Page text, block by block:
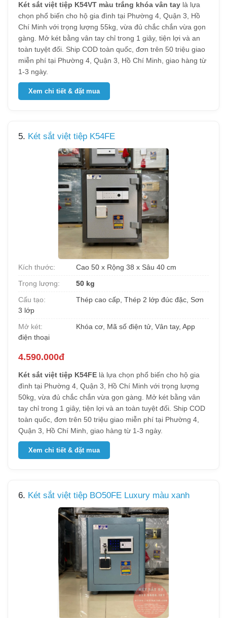
Két sắt việt tiệp K54VT màu trắng khóa vân tay là lựa
chọn phổ biến cho hộ gia đình tại Phường 4, Quận 3, Hồ
Chí Minh với trọng lượng 55kg, vừa đủ chắc chắn vừa gọn
gàng. Mở két bằng vân tay chỉ trong 1 giây, tiện lợi và an
toàn tuyệt đối. Ship COD toàn quốc, đơn trên 50 triệu giao
miễn phí tại Phường 4, Quận 3, Hồ Chí Minh, giao hàng từ
1-3 ngày.
Xem chi tiết & đặt mua
5. Két sắt việt tiệp K54FE
Kích thước:
Cao 50 x Rộng 38 x Sâu 40 cm
Trọng lượng:
50 kg
Cấu tạo:
Thép cao cấp, Thép 2 lớp đúc đặc, Sơn
3 lớp
Mở két:
Khóa cơ, Mã số điện tử, Vân tay, App
điện thoại
4.590.000đ
Két sắt việt tiệp K54FE là lựa chọn phổ biến cho hộ gia
đình tại Phường 4, Quận 3, Hồ Chí Minh với trọng lượng
50kg, vừa đủ chắc chắn vừa gọn gàng. Mở két bằng vân
tay chỉ trong 1 giây, tiện lợi và an toàn tuyệt đối. Ship COD
toàn quốc, đơn trên 50 triệu giao miễn phí tại Phường 4,
Quận 3, Hồ Chí Minh, giao hàng từ 1-3 ngày.
Xem chi tiết & đặt mua
6. Két sắt việt tiệp BO50FE Luxury màu xanh